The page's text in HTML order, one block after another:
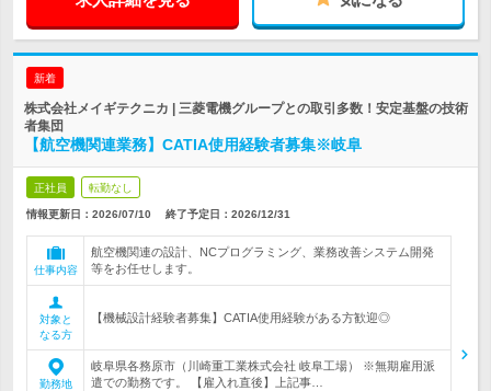
新着
株式会社メイギテクニカ | 三菱電機グループとの取引多数！安定基盤の技術
者集団
【航空機関連業務】CATIA使用経験者募集※岐阜
正社員 転勤なし
情報更新日：2026/07/10 終了予定日： 2026/12/31
仕事内容
航空機関連の設計、NCプログラミング、業務改善システム開発
等をお任せします。
対象と
なる方
【機械設計経験者募集】CATIA使用経験がある方歓迎◎
勤務地
岐阜県各務原市（川崎重工業株式会社 岐阜工場） ※無期雇用派
遣での勤務です。 【雇入れ直後】上記事…